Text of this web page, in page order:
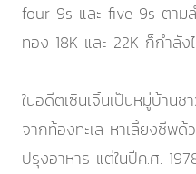
four 9s และ five 9s ตาม
ทอง 18K และ 22K ก็กำลั
ในอดีตเซินเจิ้นเป็นหมู่บ้าน
จากท้องทะเล หาเลี้ยงชีพ
ปรุงอาหาร แต่ในปีค.ศ.